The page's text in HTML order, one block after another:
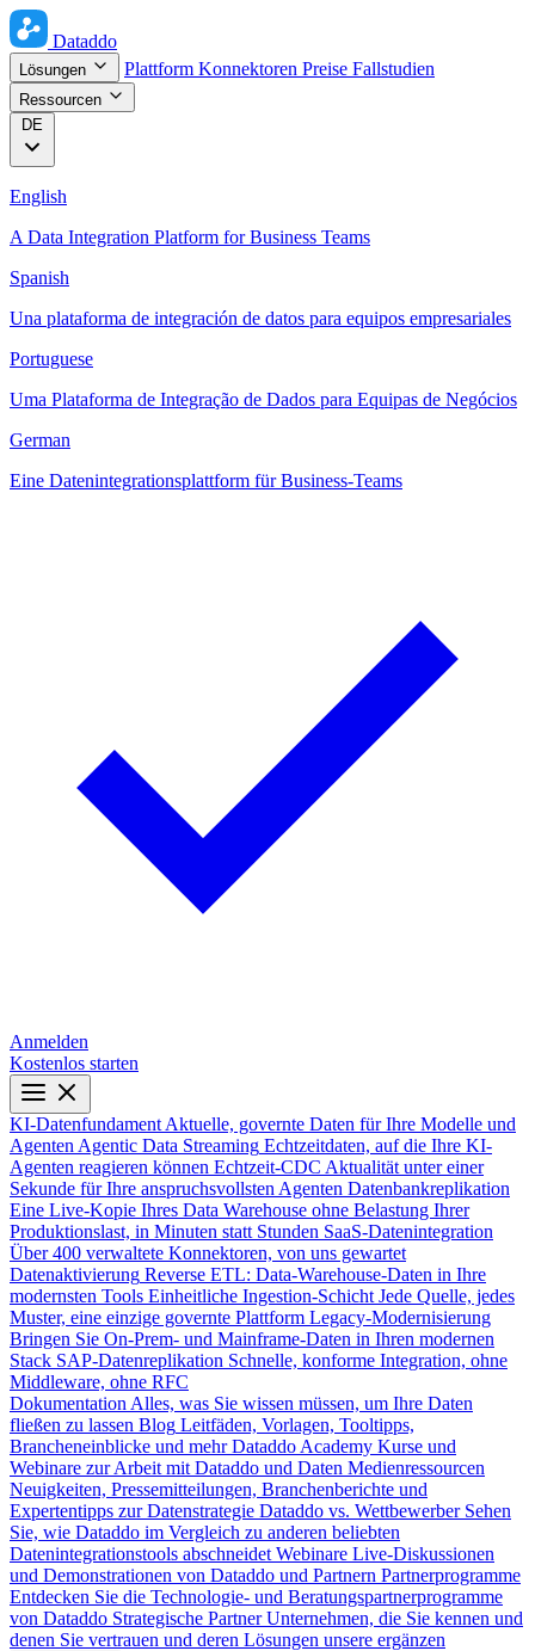
Dataddo
Lösungen Plattform Konnektoren Preise Fallstudien
Ressourcen
DE
English
A Data Integration Platform for Business Teams
Spanish
Una plataforma de integración de datos para equipos empresariales
Portuguese
Uma Plataforma de Integração de Dados para Equipas de Negócios
German
Eine Datenintegrationsplattform für Business-Teams
Anmelden
Kostenlos starten
KI-Datenfundament Aktuelle, governte Daten für Ihre Modelle und
Agenten Agentic Data Streaming Echtzeitdaten, auf die Ihre KI-
Agenten reagieren können Echtzeit-CDC Aktualität unter einer
Sekunde für Ihre anspruchsvollsten Agenten Datenbankreplikation
Eine Live-Kopie Ihres Data Warehouse ohne Belastung Ihrer
Produktionslast, in Minuten statt Stunden SaaS-Datenintegration
Über 400 verwaltete Konnektoren, von uns gewartet
Datenaktivierung Reverse ETL: Data-Warehouse-Daten in Ihre
modernsten Tools Einheitliche Ingestion-Schicht Jede Quelle, jedes
Muster, eine einzige governte Plattform Legacy-Modernisierung
Bringen Sie On-Prem- und Mainframe-Daten in Ihren modernen
Stack SAP-Datenreplikation Schnelle, konforme Integration, ohne
Middleware, ohne RFC
Dokumentation Alles, was Sie wissen müssen, um Ihre Daten
fließen zu lassen Blog Leitfäden, Vorlagen, Tooltipps,
Brancheneinblicke und mehr Dataddo Academy Kurse und
Webinare zur Arbeit mit Dataddo und Daten Medienressourcen
Neuigkeiten, Pressemitteilungen, Branchenberichte und
Expertentipps zur Datenstrategie Dataddo vs. Wettbewerber Sehen
Sie, wie Dataddo im Vergleich zu anderen beliebten
Datenintegrationstools abschneidet Webinare Live-Diskussionen
und Demonstrationen von Dataddo und Partnern Partnerprogramme
Entdecken Sie die Technologie- und Beratungspartnerprogramme
von Dataddo Strategische Partner Unternehmen, die Sie kennen und
denen Sie vertrauen und deren Lösungen unsere ergänzen